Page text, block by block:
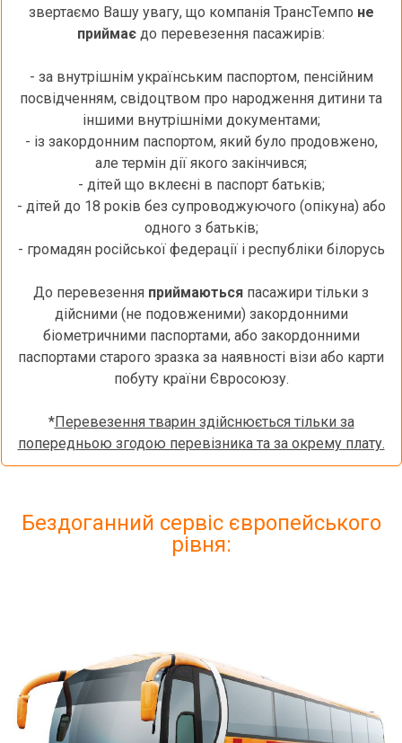
звертаємо Вашу увагу, що компанія ТрансТемпо не
приймає до перевезення пасажирів:
- за внутрішнім українським паспортом, пенсійним
посвідченням, свідоцтвом про народження дитини та
іншими внутрішніми документами;
- із закордонним паспортом, який було продовжено,
але термін дії якого закінчився;
- дітей що вклеєні в паспорт батьків;
- дітей до 18 років без супроводжуючого (опікуна) або
одного з батьків;
- громадян російської федерації і республіки білорусь
До перевезення приймаються пасажири тільки з
дійсними (не подовженими) закордонними
біометричними паспортами, або закордонними
паспортами старого зразка за наявності візи або карти
побуту країни Євросоюзу.
*Перевезення тварин здійснюється тільки за
попередньою згодою перевізника та за окрему плату.
Бездоганний сервіс європейського
рівня: